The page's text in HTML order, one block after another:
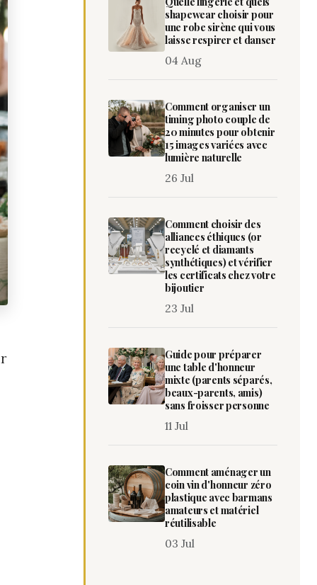
shapewear choisir pour
une robe sirène qui vous
laisse respirer et danser
04 Aug
Comment organiser un
timing photo couple de
20 minutes pour obtenir
15 images variées avec
lumière naturelle
26 Jul
Comment choisir des
alliances éthiques (or
recyclé et diamants
synthétiques) et vérifier
les certificats chez votre
bijoutier
23 Jul
Guide pour préparer
une table d'honneur
mixte (parents séparés,
beaux-parents, amis)
sans froisser personne
11 Jul
Comment aménager un
coin vin d'honneur zéro
plastique avec barmans
amateurs et matériel
réutilisable
03 Jul